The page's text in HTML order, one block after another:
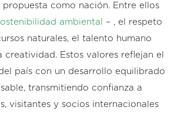
propuesta como nación. Entre ellos
ambiental
– , el respeto
naturales, el talento humano
creatividad. Estos valores reflejan el
país con un desarrollo equilibrado
transmitiendo confianza a
visitantes y socios internacionales